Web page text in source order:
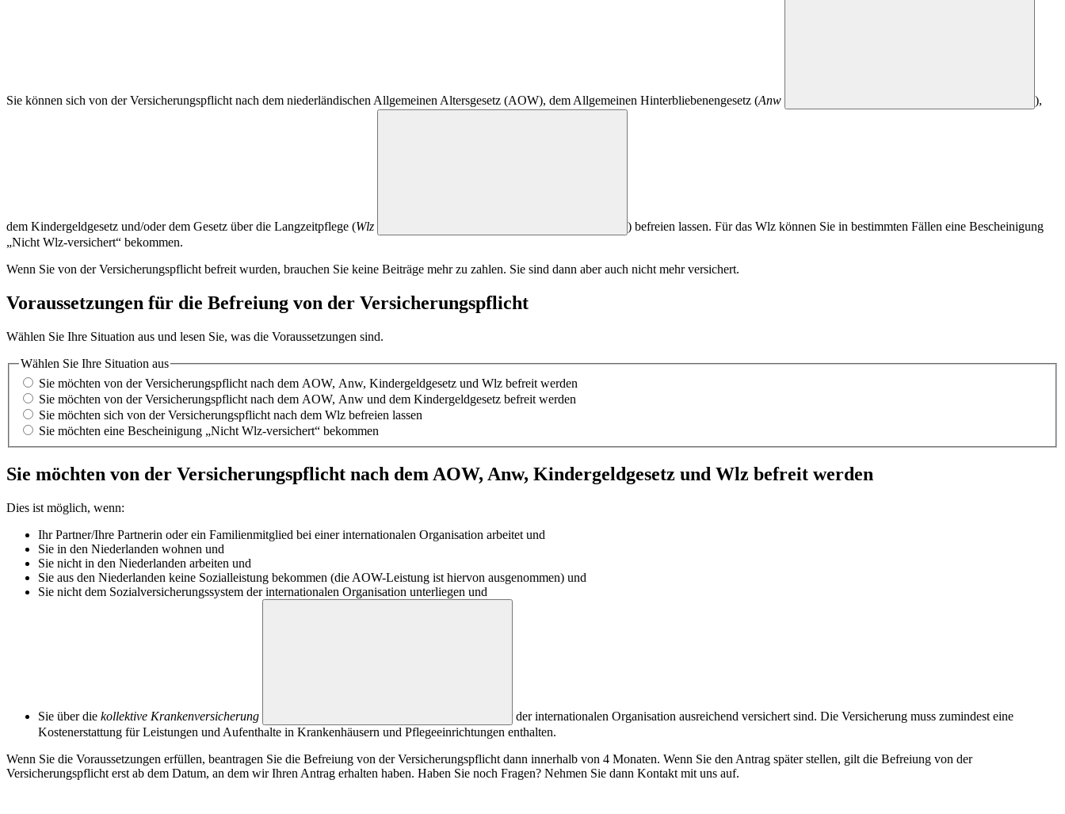
Sie können sich von der Versicherungspflicht nach dem niederländischen Allgemeinen Altersgesetz (AOW), dem Allgemeinen Hinterbliebenengesetz (Anw ),
dem Kindergeldgesetz und/oder dem Gesetz über die Langzeitpflege (Wlz
) befreien lassen. Für das Wlz können Sie in bestimmten Fällen eine Bescheinigung
„Nicht Wlz-versichert“ bekommen.
Wenn Sie von der Versicherungspflicht befreit wurden, brauchen Sie keine Beiträge mehr zu zahlen. Sie sind dann aber auch nicht mehr versichert.
Voraussetzungen für die Befreiung von der Versicherungspflicht
Wählen Sie Ihre Situation aus und lesen Sie, was die Voraussetzungen sind.
Wählen Sie Ihre Situation aus
Sie möchten von der Versicherungspflicht nach dem AOW, Anw, Kindergeldgesetz und Wlz befreit werden
Sie möchten von der Versicherungspflicht nach dem AOW, Anw und dem Kindergeldgesetz befreit werden
Sie möchten sich von der Versicherungspflicht nach dem Wlz befreien lassen
Sie möchten eine Bescheinigung „Nicht Wlz-versichert“ bekommen
Sie möchten von der Versicherungspflicht nach dem AOW, Anw, Kindergeldgesetz und Wlz befreit werden
Dies ist möglich, wenn:
Ihr Partner/Ihre Partnerin oder ein Familienmitglied bei einer internationalen Organisation arbeitet und
Sie in den Niederlanden wohnen und
Sie nicht in den Niederlanden arbeiten und
Sie aus den Niederlanden keine Sozialleistung bekommen (die AOW-Leistung ist hiervon ausgenommen) und
Sie nicht dem Sozialversicherungssystem der internationalen Organisation unterliegen und
Sie über die kollektive Krankenversicherung
der internationalen Organisation ausreichend versichert sind. Die Versicherung muss zumindest eine
Kostenerstattung für Leistungen und Aufenthalte in Krankenhäusern und Pflegeeinrichtungen enthalten.
Wenn Sie die Voraussetzungen erfüllen, beantragen Sie die Befreiung von der Versicherungspflicht dann innerhalb von 4 Monaten. Wenn Sie den Antrag später stellen, gilt die Befreiung von der
Versicherungspflicht erst ab dem Datum, an dem wir Ihren Antrag erhalten haben. Haben Sie noch Fragen? Nehmen Sie dann Kontakt mit uns auf.